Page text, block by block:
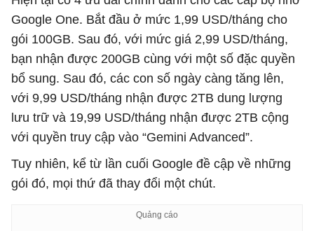
Google One. Bắt đầu ở mức 1,99 USD/tháng cho
gói 100GB. Sau đó, với mức giá 2,99 USD/tháng,
bạn nhận được 200GB cùng với một số đặc quyền
bổ sung. Sau đó, các con số ngày càng tăng lên,
với 9,99 USD/tháng nhận được 2TB dung lượng
lưu trữ và 19,99 USD/tháng nhận được 2TB cộng
với quyền truy cập vào “Gemini Advanced”.
Tuy nhiên, kể từ lần cuối Google đề cập về những
gói đó, mọi thứ đã thay đổi một chút.